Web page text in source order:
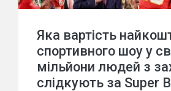
Яка вартість
спортивного шоу у
мільйони людей з
слідкують за Super